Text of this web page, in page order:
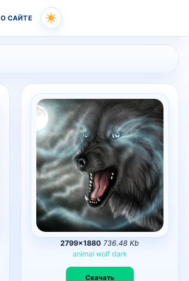
to
О САЙТЕ
2799×1880 736.48 Kb
animal wolf dark
Скачать